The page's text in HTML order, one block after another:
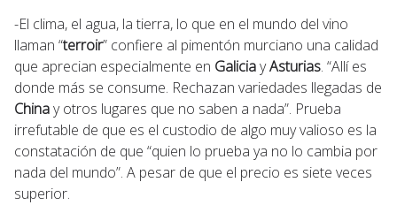
-El clima, el agua, la tierra, lo que en el mundo del vino
llaman “terroir” confiere al pimentón murciano una calidad
que aprecian especialmente en GaliciayAsturias. “Allí es
donde más se consume. Rechazan variedades llegadas de
Chinay otros lugares que no saben a nada”. Prueba
irrefutable de que es el custodio de algo muy valioso es la
constatación de que “quien lo prueba ya no lo cambia por
nada del mundo”. A pesar de que el precio es siete veces
superior.